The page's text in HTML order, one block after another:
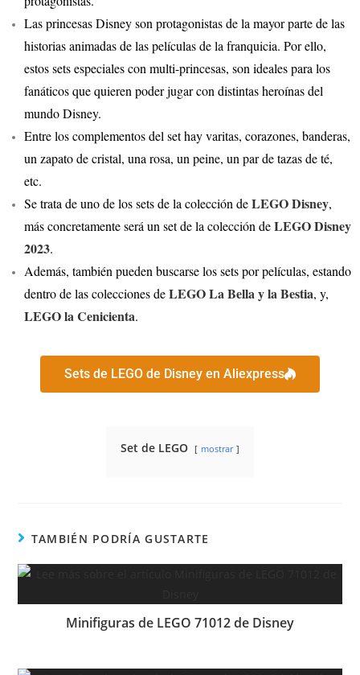
Las princesas Disney son protagonistas de la mayor parte de las
historias animadas de las películas de la franquicia. Por ello,
estos sets especiales con multi-princesas, son ideales para los
fanáticos que quieren poder jugar con distintas heroínas del
mundo Disney.
Entre los complementos del set hay varitas, corazones, banderas,
un zapato de cristal, una rosa, un peine, un par de tazas de té,
etc.
Se trata de uno de los sets de la colección deLEGO Disney,
más concretamente será un set de la colección deLEGO Disney
2023.
Además, también pueden buscarse los sets por películas, estando
dentro de las colecciones deLEGO La Bella y la Bestia, y,
LEGO la Cenicienta.
Sets de LEGO de Disney en Aliexpress
Set de LEGO mostrar
TAMBIÉN PODRÍA GUSTARTE
Minifiguras de LEGO 71012 de Disney